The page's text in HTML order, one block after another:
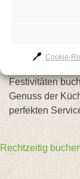
Cookie-
erwartet die
und Körper.
Festivitäten
Genuss der
perfekten
Rechtzeitig